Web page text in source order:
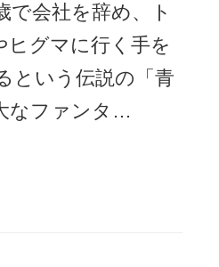
で会社を辞め、ト
ヒグマに行く手を
という伝説の「青
なファンタ…